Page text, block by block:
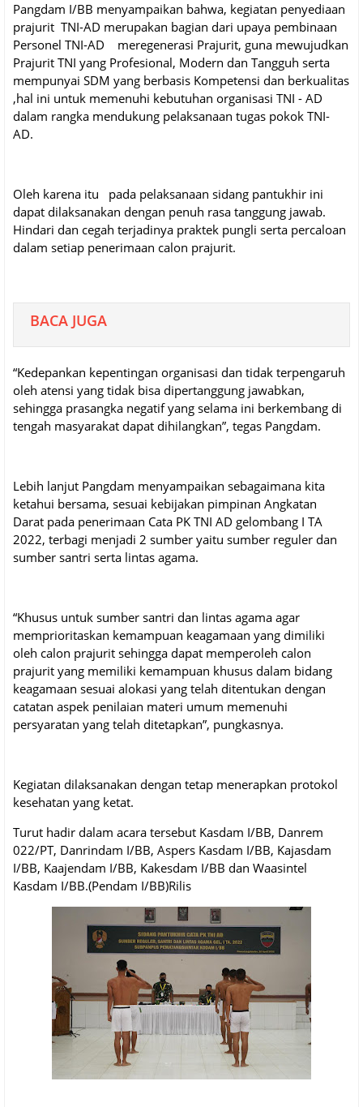
Pangdam I/BB menyampaikan bahwa, kegiatan penyediaan
prajurit TNI-AD merupakan bagian dari upaya pembinaan
Personel TNI-AD meregenerasi Prajurit, guna mewujudkan
Prajurit TNI yang Profesional, Modern dan Tangguh serta
mempunyai SDM yang berbasis Kompetensi dan berkualitas
,hal ini untuk memenuhi kebutuhan organisasi TNI - AD
dalam rangka mendukung pelaksanaan tugas pokok TNI-
AD.
Oleh karena itu pada pelaksanaan sidang pantukhir ini
dapat dilaksanakan dengan penuh rasa tanggung jawab.
Hindari dan cegah terjadinya praktek pungli serta percaloan
dalam setiap penerimaan calon prajurit.
BACA JUGA
“Kedepankan kepentingan organisasi dan tidak terpengaruh
oleh atensi yang tidak bisa dipertanggung jawabkan,
sehingga prasangka negatif yang selama ini berkembang di
tengah masyarakat dapat dihilangkan”, tegas Pangdam.
Lebih lanjut Pangdam menyampaikan sebagaimana kita
ketahui bersama, sesuai kebijakan pimpinan Angkatan
Darat pada penerimaan Cata PK TNI AD gelombang I TA
2022, terbagi menjadi 2 sumber yaitu sumber reguler dan
sumber santri serta lintas agama.
“Khusus untuk sumber santri dan lintas agama agar
memprioritaskan kemampuan keagamaan yang dimiliki
oleh calon prajurit sehingga dapat memperoleh calon
prajurit yang memiliki kemampuan khusus dalam bidang
keagamaan sesuai alokasi yang telah ditentukan dengan
catatan aspek penilaian materi umum memenuhi
persyaratan yang telah ditetapkan”, pungkasnya.
Kegiatan dilaksanakan dengan tetap menerapkan protokol
kesehatan yang ketat.
Turut hadir dalam acara tersebut Kasdam I/BB, Danrem
022/PT, Danrindam I/BB, Aspers Kasdam I/BB, Kajasdam
I/BB, Kaajendam I/BB, Kakesdam I/BB dan Waasintel
Kasdam I/BB.(Pendam I/BB)Rilis